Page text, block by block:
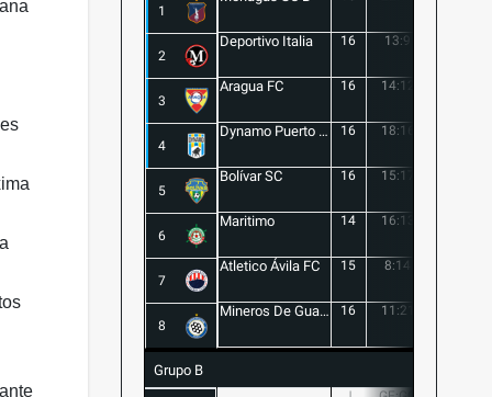
1
2
Deportivo Italia 16 13:9
3
Aragua FC 16 14:12
4
Dynamo Puerto FC 16 18:16
5
Bolívar SC 16 15:17
6
Maritimo 14 16:13
7
Atletico Ávila FC 15 8:14
8
Mineros De Guayana 16 11:21
Grupo B